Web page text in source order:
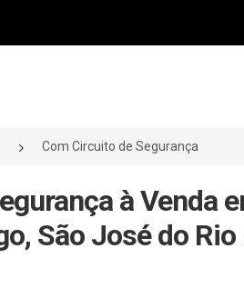
Com Circuito de Segurança
à Venda
São José do